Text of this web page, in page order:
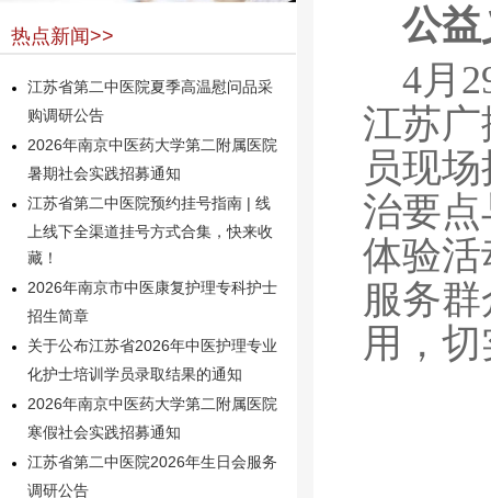
热点新闻>>
江苏省第二中医院夏季高温慰问品采
购调研公告
2026年南京中医药大学第二附属医院
暑期社会实践招募通知
江苏省第二中医院预约挂号指南 | 线
上线下全渠道挂号方式合集，快来收
藏！
2026年南京市中医康复护理专科护士
招生简章
关于公布江苏省2026年中医护理专业
化护士培训学员录取结果的通知
2026年南京中医药大学第二附属医院
寒假社会实践招募通知
江苏省第二中医院2026年生日会服务
调研公告
公益
4月
江苏
员现
治要
体验
服务
用，